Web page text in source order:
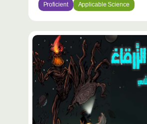
Proficient Applicable Science
محتوى
مميّز